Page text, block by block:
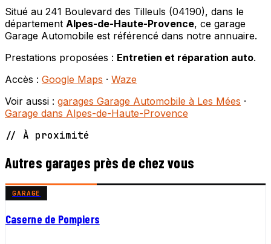
Situé au 241 Boulevard des Tilleuls (04190), dans le
département Alpes-de-Haute-Provence, ce garage
Garage Automobile est référencé dans notre annuaire.
Prestations proposées : Entretien et réparation auto.
Accès : Google Maps · Waze
Voir aussi : garages Garage Automobile à Les Mées ·
Garage dans Alpes-de-Haute-Provence
// À proximité
Autres garages près de chez vous
GARAGE
Caserne de Pompiers